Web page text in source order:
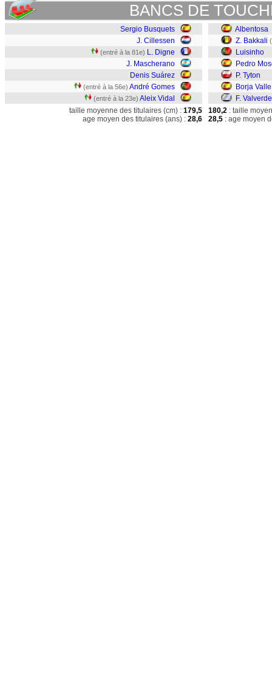
BANCS DE
Sergio Busquets
J. Cillessen
(entré à la 81e) L. Digne
J. Mascherano
Denis Suárez
(entré à la 56e) André Gomes
(entré à la 23e) Aleix Vidal
Albentosa
Z. Bakkali
Luisinho
Pedro
P. Tyton
Borja Valle
F. Valverde
taille moyenne des titulaires (cm) : 179,5
age moyen des titulaires (ans) : 28,6
180,2 : taille
28,5 : age moyen